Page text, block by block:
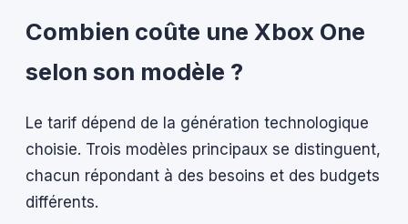
Combien coûte une Xbox One
selon son modèle ?
Le tarif dépend de la génération technologique
choisie. Trois modèles principaux se distinguent,
chacun répondant à des besoins et des budgets
différents.